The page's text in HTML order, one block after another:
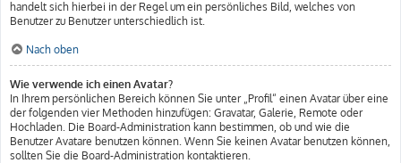
handelt sich hierbei in der Regel um ein persönliches Bild, welches von
Benutzer zu Benutzer unterschiedlich ist.
Nach oben
Wie verwende ich einen Avatar?
In Ihrem persönlichen Bereich können Sie unter „Profil“ einen Avatar über eine
der folgenden vier Methoden hinzufügen: Gravatar, Galerie, Remote oder
Hochladen. Die Board-Administration kann bestimmen, ob und wie die
Benutzer Avatare benutzen können. Wenn Sie keinen Avatar benutzen können,
sollten Sie die Board-Administration kontaktieren.